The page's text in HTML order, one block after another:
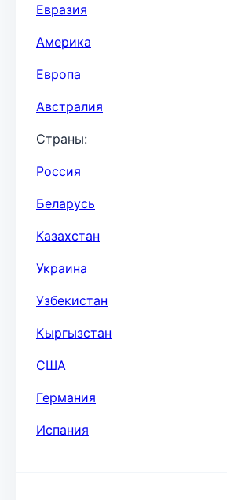
Евразия
Америка
Европа
Австралия
Страны:
Россия
Беларусь
Казахстан
Украина
Узбекистан
Кыргызстан
США
Германия
Испания